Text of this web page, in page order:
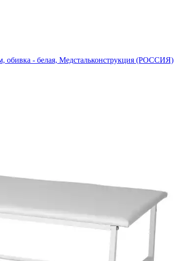
- белая, Медстальконструкция (РОССИЯ)